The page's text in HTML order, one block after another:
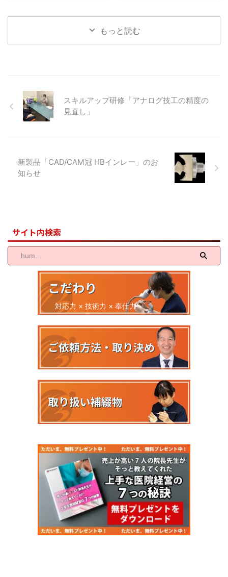
させていただきます。ここ数年は
コロナ禍の影響もありまして、実
の先生方、日本国内の一流演者の
先生方々を含めた延べ総勢５００
名を超える演者による大変貴重な
晩の冷え込みが進んでおりますの
で体調管理などにはお気をつけて
ください。また医院様に置かれま
しては益々ご健勝のことと存じま
しました。弊社で用意している既
もっと読む
スキルアップ研修「アナログ技工の精度の
見直し」
新製品「CAD/CAM冠 HBインレー」のお
知らせ
サイト内検索
こだわり
対応力 × 技術力 × 奉仕力
ご依頼方法・取り決め
取り扱い補綴物